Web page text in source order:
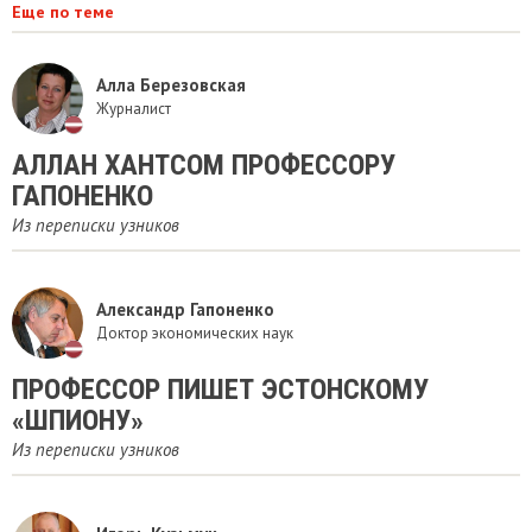
Еще по теме
Алла Березовская
Журналист
АЛЛАН ХАНТСОМ ПРОФЕССОРУ
ГАПОНЕНКО
Из переписки узников
Александр Гапоненко
Доктор экономических наук
ПРОФЕССОР ПИШЕТ ЭСТОНСКОМУ
«ШПИОНУ»
Из переписки узников